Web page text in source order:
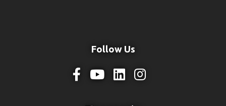
Follow Us